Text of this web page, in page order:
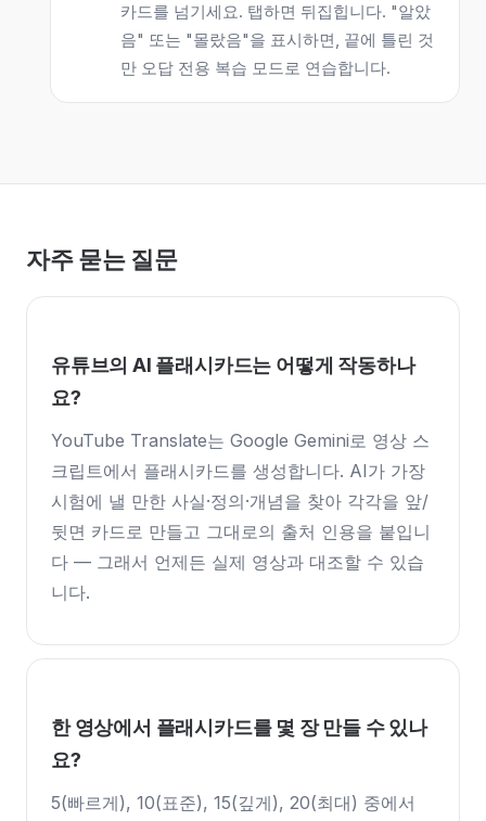
카드를 넘기세요. 탭하면 뒤집힙니다. "알았
음" 또는 "몰랐음"을 표시하면, 끝에 틀린 것
만 오답 전용 복습 모드로 연습합니다.
자주 묻는 질문
유튜브의 AI 플래시카드는 어떻게 작동하나
요?
YouTube Translate는 Google Gemini로 영상 스
크립트에서 플래시카드를 생성합니다. AI가 가장
시험에 낼 만한 사실·정의·개념을 찾아 각각을 앞/
뒷면 카드로 만들고 그대로의 출처 인용을 붙입니
다 — 그래서 언제든 실제 영상과 대조할 수 있습
니다.
한 영상에서 플래시카드를 몇 장 만들 수 있나
요?
5(빠르게), 10(표준), 15(깊게), 20(최대) 중에서